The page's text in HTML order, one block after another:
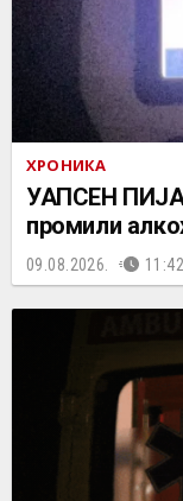
ХРОНИКА
УАПСЕН
промили
09.08.2026. 11:42